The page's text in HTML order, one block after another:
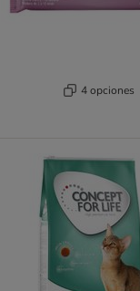
4 opciones